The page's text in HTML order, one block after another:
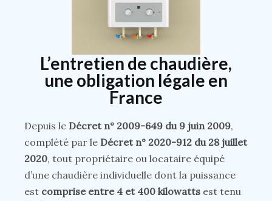
L’entretien de chaudière,
une obligation légale en
France
Depuis le Décret n° 2009-649 du 9 juin 2009,
complété par le Décret n° 2020-912 du 28 juillet
2020, tout propriétaire ou locataire équipé
d’une chaudière individuelle dont la puissance
est comprise entre 4 et 400 kilowatts est tenu